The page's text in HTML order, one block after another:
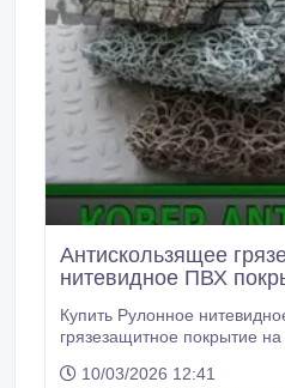
Антискользящее
нитевидное ПВХ
Купить Рулонное
грязезащитное покрытие на
мокрой грязи и снега.
10/03/2026 12:41